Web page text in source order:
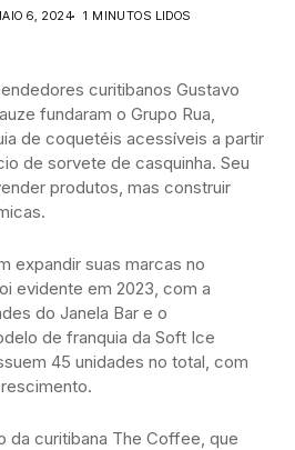
6, 2024
1 MINUTOS LIDOS
curitibanos Gustavo
fundaram o Grupo Rua,
de coquetéis acessíveis a partir
de sorvete de casquinha. Seu
produtos, mas construir
expandir suas marcas no
evidente em 2023, com a
do Janela Bar e o
de franquia da Soft Ice
45 unidades no total, com
da curitibana The Coffee, que